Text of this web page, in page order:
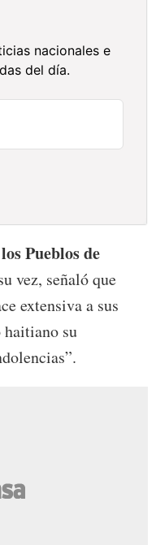
nacionales e
del día.
Pueblos de
vez, señaló que
extensiva a sus
su